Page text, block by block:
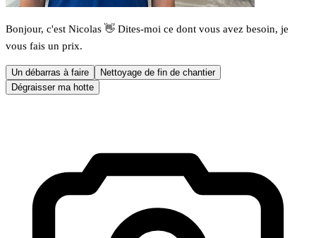
Bonjour, c'est Nicolas 👋 Dites-moi ce dont vous avez besoin, je
vous fais un prix.
Un débarras à faire
Nettoyage de fin de chantier
Dégraisser ma hotte